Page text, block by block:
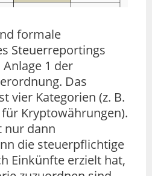
formale
Steuerreportings
1 der
Das
vier Kategorien (z. B.
Kryptowährungen).
nur dann
die steuerpflichtige
Einkünfte erzielt hat,